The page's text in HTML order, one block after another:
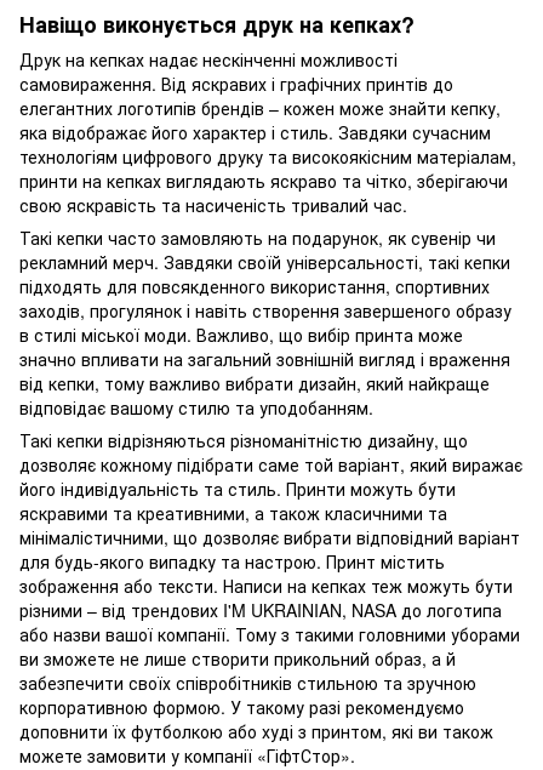
Навіщо виконується друк на кепках?
Друк на кепках надає нескінченні можливості
самовираження. Від яскравих і графічних принтів до
елегантних логотипів брендів – кожен може знайти кепку,
яка відображає його характер і стиль. Завдяки сучасним
технологіям цифрового друку та високоякісним матеріалам,
принти на кепках виглядають яскраво та чітко, зберігаючи
свою яскравість та насиченість тривалий час.
Такі кепки часто замовляють на подарунок, як сувенір чи
рекламний мерч. Завдяки своїй універсальності, такі кепки
підходять для повсякденного використання, спортивних
заходів, прогулянок і навіть створення завершеного образу
в стилі міської моди. Важливо, що вибір принта може
значно впливати на загальний зовнішній вигляд і враження
від кепки, тому важливо вибрати дизайн, який найкраще
відповідає вашому стилю та уподобанням.
Такі кепки відрізняються різноманітністю дизайну, що
дозволяє кожному підібрати саме той варіант, який виражає
його індивідуальність та стиль. Принти можуть бути
яскравими та креативними, а також класичними та
мінімалістичними, що дозволяє вибрати відповідний варіант
для будь-якого випадку та настрою. Принт містить
зображення або тексти. Написи на кепках теж можуть бути
різними – від трендових I'M UKRAINIAN, NASA до логотипа
або назви вашої компанії. Тому з такими головними уборами
ви зможете не лише створити прикольний образ, а й
забезпечити своїх співробітників стильною та зручною
корпоративною формою. У такому разі рекомендуємо
доповнити їх футболкою або худі з принтом, які ви також
можете замовити у компанії «ГіфтСтор».